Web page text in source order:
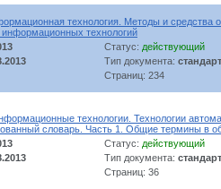
технология. Методы и средства
информационных технологий
Статус: действующий
Тип документа: стандарт
Страниц: 234
технологии. Технологии
словарь. Часть 1. Общие термины в
Статус: действующий
Тип документа: стандарт
Страниц: 36